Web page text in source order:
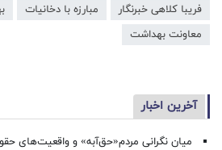
فریبا کلاهی خبرنگار مبارزه با دخانیات
معاونت بهداشت
آخرین اخبار
میان نگرانی مردم«حق‌آبه» و واقعیت‌های